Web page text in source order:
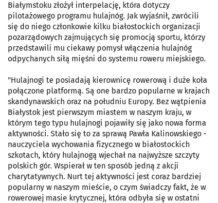
Białymstoku złożył interpelację, która dotyczy
pilotażowego programu hulajnóg. Jak wyjaśnił, zwrócili
się do niego członkowie kilku białostockich organizacji
pozarządowych zajmujących się promocją sportu, którzy
przedstawili mu ciekawy pomysł włączenia hulajnóg
odpychanych siłą mięśni do systemu roweru miejskiego.
"Hulajnogi te posiadają kierownicę rowerową i duże koła
połączone platformą. Są one bardzo popularne w krajach
skandynawskich oraz na południu Europy. Bez wątpienia
Białystok jest pierwszym miastem w naszym kraju, w
którym tego typu hulajnogi pojawiły się jako nowa forma
aktywności. Stało się to za sprawą Pawła Kalinowskiego -
nauczyciela wychowania fizycznego w białostockich
szkotach, który hulajnogą wjechał na najwyższe szczyty
polskich gór. Wspierał w ten sposób jedną z akcji
charytatywnych. Nurt tej aktywności jest coraz bardziej
popularny w naszym mieście, o czym świadczy fakt, że w
rowerowej masie krytycznej, która odbyła się w ostatni